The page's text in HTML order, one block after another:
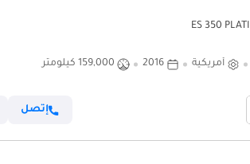
أمريكية 2016 159,000 كيلومتر
إتصل